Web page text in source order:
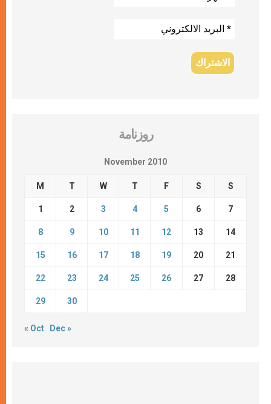
روزنامة
November 2010
M T W T F S S
1 2 3 4 5 6 7
8 9 10 11 12 13 14
15 16 17 18 19 20 21
22 23 24 25 26 27 28
29 30
« Oct Dec »